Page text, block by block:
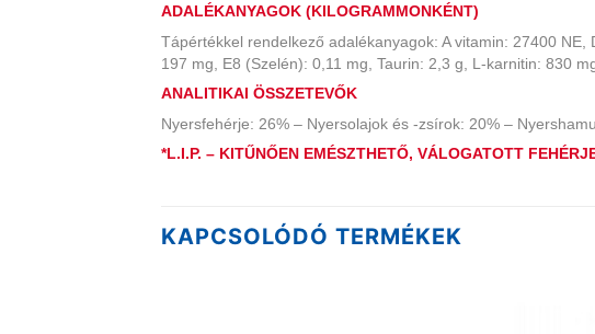
ADALÉKANYAGOK (KILOGRAMMONKÉNT)
Tápértékkel rendelkező adalékanyagok: A vitamin: 27400
197 mg, E8 (Szelén): 0,11 mg, Taurin: 2,3 g, L-karnitin: 830
ANALITIKAI ÖSSZETEVŐK
Nyersfehérje: 26% – Nyersolajok és -zsírok: 20% –
*L.I.P. – KITŰNŐEN EMÉSZTHETŐ, VÁLOGATOTT
KAPCSOLÓDÓ TERMÉKEK